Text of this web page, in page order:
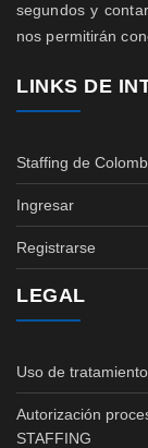
segundos y
nos permitirán
LINKS DE
Staffing de
Ingresar
Registrarse
LEGAL
Uso de
Autorización
STAFFING